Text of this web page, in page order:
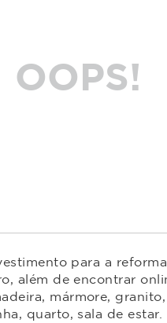
OOPS!
para a
além de encontrar
mármore,
quarto, sala de estar.